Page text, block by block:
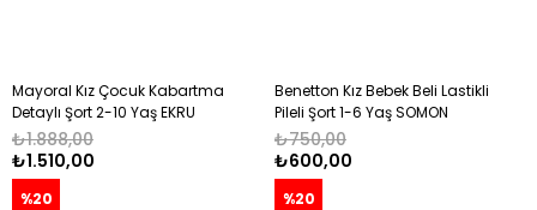
Mayoral Kız Çocuk Kabartma
Detaylı Şort 2-10 Yaş EKRU
₺1.510,00
₺1.888,00
%20
Benetton Kız Bebek Beli Lastikli
Pileli Şort 1-6 Yaş SOMON
₺600,00
₺750,00
%20